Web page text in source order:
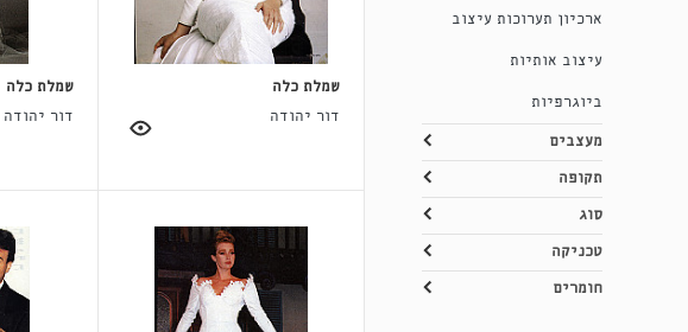
ארכיון תערוכות עיצוב
עיצוב אותיות
ביוגרפיות
מעצבים
תקופה
סוג
טכניקה
חומרים
שמלת כלה
דור יהודה
שמלת כלה
דור יהודה